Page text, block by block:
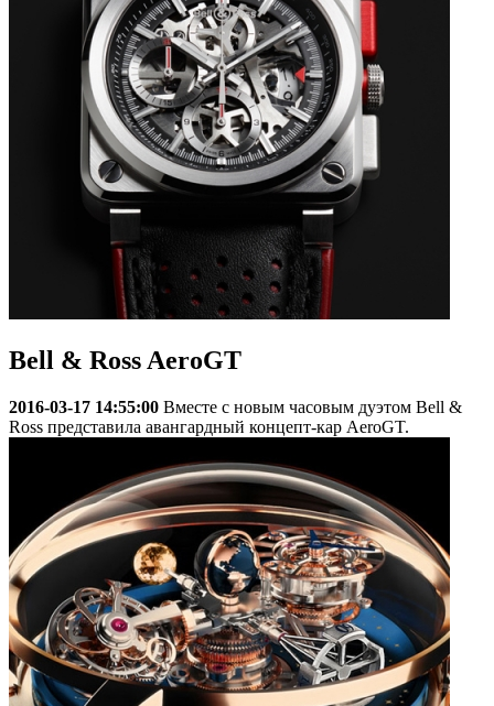
Bell & Ross AeroGT
2016-03-17 14:55:00 Вместе с новым часовым дуэтом Bell &
Ross представила авангардный концепт-кар AeroGT.